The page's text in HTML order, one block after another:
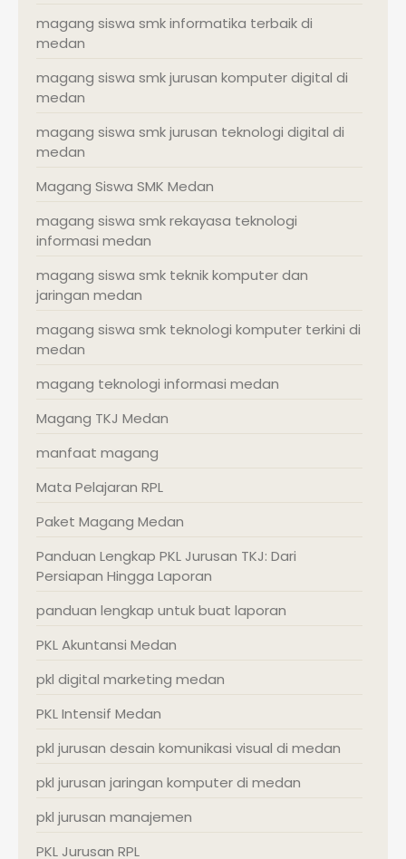
magang siswa smk informatika terbaik di
medan
magang siswa smk jurusan komputer digital di
medan
magang siswa smk jurusan teknologi digital di
medan
Magang Siswa SMK Medan
magang siswa smk rekayasa teknologi
informasi medan
magang siswa smk teknik komputer dan
jaringan medan
magang siswa smk teknologi komputer terkini di
medan
magang teknologi informasi medan
Magang TKJ Medan
manfaat magang
Mata Pelajaran RPL
Paket Magang Medan
Panduan Lengkap PKL Jurusan TKJ: Dari
Persiapan Hingga Laporan
panduan lengkap untuk buat laporan
PKL Akuntansi Medan
pkl digital marketing medan
PKL Intensif Medan
pkl jurusan desain komunikasi visual di medan
pkl jurusan jaringan komputer di medan
pkl jurusan manajemen
PKL Jurusan RPL